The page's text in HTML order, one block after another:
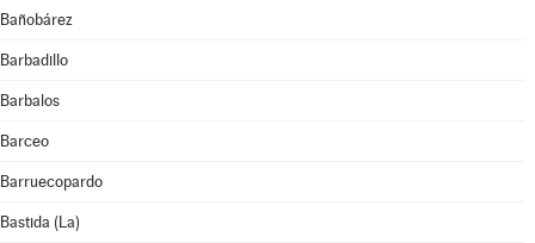
Bañobárez
Barbadillo
Barbalos
Barceo
Barruecopardo
Bastida (La)